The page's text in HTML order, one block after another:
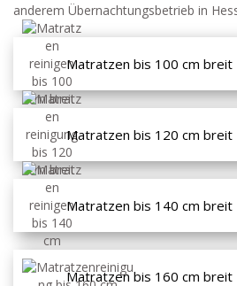
anderem Übernachtungsbetrieb in
Matratzen bis 100 cm breit
Matratzen bis 120 cm breit
Matratzen bis 140 cm breit
Matratzen bis 160 cm breit